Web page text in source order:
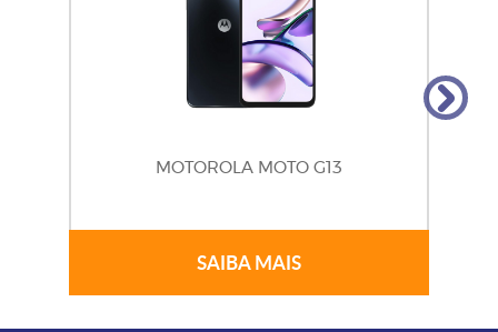
MOTOROLA MOTO G13
SAIBA MAIS